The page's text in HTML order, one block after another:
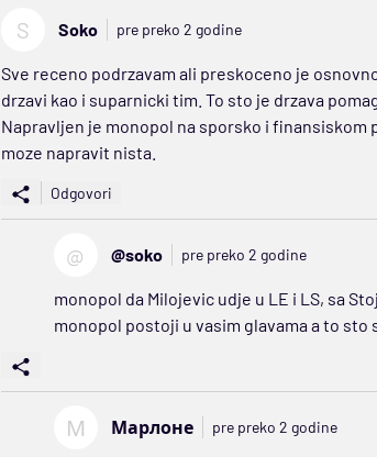
S Soko pre preko 2 godine
Sve receno podrzavam ali preskoceno je
drzavi kao i suparnicki tim. To sto je drzava
Napravljen je monopol na sporsko i finansiskom
moze napravit nista.
Odgovori
@ @soko pre preko 2 godine
monopol da Milojevic udje u LE i LS, sa
monopol postoji u vasim glavama a to
М Марлоне pre preko 2 godine